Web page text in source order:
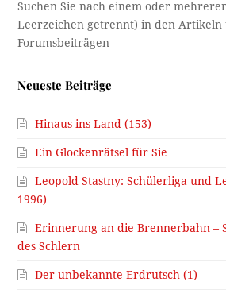
Neueste Beiträge
Hinaus ins Land (153)
Ein Glockenrätsel für Sie
Leopold Stastny: Schülerliga und
1996)
Erinnerung an die Brennerbahn –
des Schlern
Der unbekannte Erdrutsch (1)